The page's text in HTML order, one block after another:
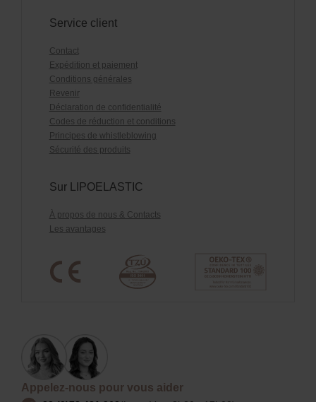
Service client
Contact
Expédition et paiement
Conditions générales
Revenir
Déclaration de confidentialité
Codes de réduction et conditions
Principes de whistleblowing
Sécurité des produits
Sur LIPOELASTIC
À propos de nous & Contacts
Les avantages
Appelez-nous pour vous aider